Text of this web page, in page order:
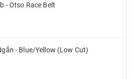
- Otso Race Belt
- Blue/Yellow (Low Cut)